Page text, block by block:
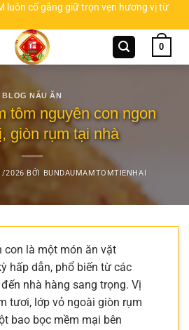
luôn cố gắng giữ trọn vẹn hương vị từ
0
BLOG NẤU ĂN
tôm nguyên con ngon
giòn rụm tại nhà
2026 BỞI BUNDAUMAMTOMTIENHAI
con là một món ăn vặt
hấp dẫn, phổ biến từ các
nhà hàng sang trọng. Vị
tươi, lớp vỏ ngoài giòn rụm
bao bọc mềm mại bên